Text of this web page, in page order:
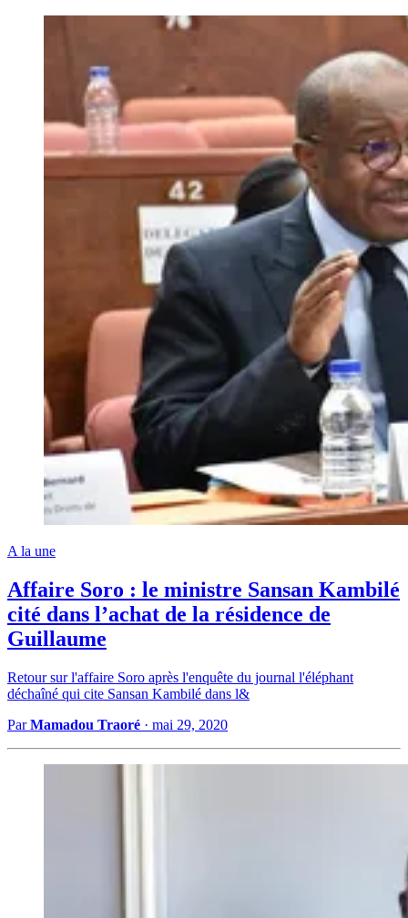
A la une
Affaire Soro : le ministre Sansan Kambilé
cité dans l’achat de la résidence de
Guillaume
Retour sur l'affaire Soro après l'enquête du journal l'éléphant
déchaîné qui cite Sansan Kambilé dans l&
ParMamadou Traoré · mai 29, 2020